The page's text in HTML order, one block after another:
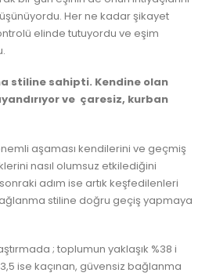
Her ne kadar şikayet
elinde tutuyordu ve eşim
stiline sahipti. Kendine olan
ve çaresiz, kurban
aşaması kendilerini ve geçmiş
nasıl olumsuz etkilediğini
adım ise artık keşfedilenleri
stiline doğru geçiş yapmaya
; toplumun yaklaşık %38 i
ise kaçınan, güvensiz bağlanma